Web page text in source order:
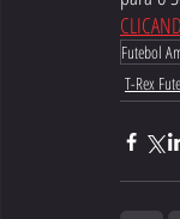
Futebol
T-Rex